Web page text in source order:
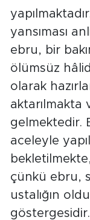
yansıması
ebru, bir
ölümsüz
olarak
aktarılmakta
gelmektedir.
aceleyle
çünkü ebru,
ustalığın
göstergesidir.